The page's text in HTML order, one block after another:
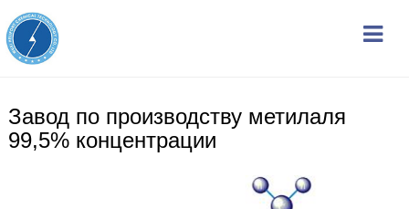
Завод по производству метилаля
99,5% концентрации